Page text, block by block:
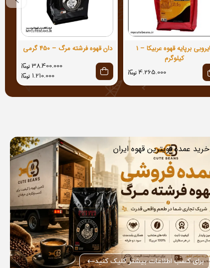
نایروبی برپایه قهوه عربیکا – 1
کیلوگرم
4.265.000
دان قهوه فرشته مرگ – 450 گرمی
38.400.000
1.210.000
خرید عمده قویترین قهوه ایران
برای کسب اطلاعات بیشتر کلیک کنید